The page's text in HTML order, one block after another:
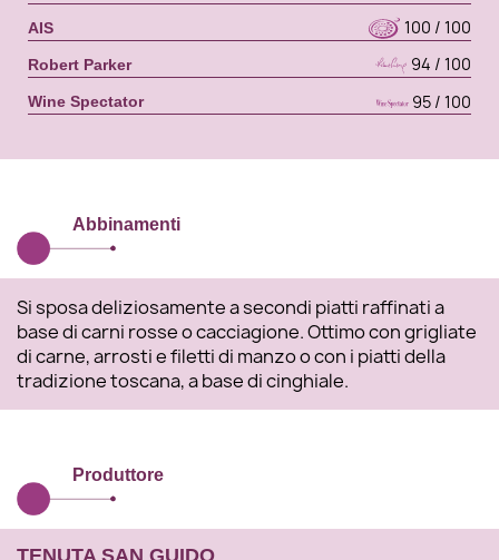
AIS 100 / 100
Robert Parker 94 / 100
Wine Spectator 95 / 100
Abbinamenti
Si sposa deliziosamente a secondi piatti raffinati a
base di carni rosse o cacciagione. Ottimo con grigliate
di carne, arrosti e filetti di manzo o con i piatti della
tradizione toscana, a base di cinghiale.
Produttore